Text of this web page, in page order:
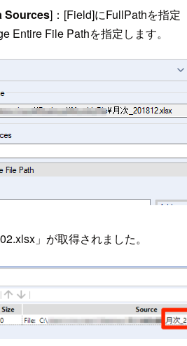
Sources]：[Field]にFullPathを指定
Entire File Pathを指定します。
」が取得されました。